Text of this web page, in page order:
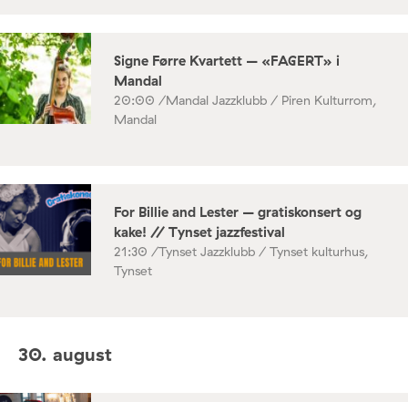
Signe Førre Kvartett – «FAGERT» i
Mandal
20:00 /Mandal Jazzklubb / Piren Kulturrom,
Mandal
For Billie and Lester – gratiskonsert og
kake! // Tynset jazzfestival
21:30 /Tynset Jazzklubb / Tynset kulturhus,
Tynset
30. august